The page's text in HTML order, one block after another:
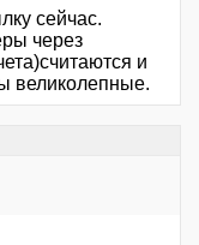
сейчас.
через
и
великолепные.